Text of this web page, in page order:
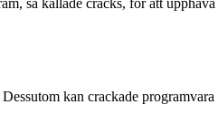
så kallade cracks, för att upphäva
kan crackade programvara